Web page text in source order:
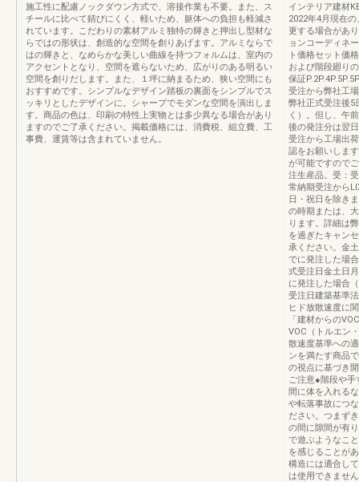
施工性に配慮ノックダウン方式で、溶接作業も不要。また、ス
チールに比べて錆びにくく、軽いため、躯体への負担も軽減さ
れています。こだわりの素材アルミ独特の輝きと押出し型材な
らではの形状は、創造的な空間を創りあげます。アルミならで
はの輝きと、なめらかな美しい曲線を持つフォルムは、室内の
アクセントとなり、空間を遮らないため、広がりのある明るい
空間を創りだします。また、１坪に納まるため、狭い空間にも
おすすめです。シンプルなデザイン踏板の裏面をシンプルでス
ッキリとしたデザインに。シャープでモダンな空間を演出しま
す。商品の色は、印刷の特性上実物とは多少異なる場合があり
ますのでご了承ください。掲載価格には、消費税、組立費、工
事費、運賃等は含まれていません。
インテリア建材
2022年4月現在
更する場合があ
ョンコーディネ
ト価格セット価
および階段廻り
保証
受注から弊社工
弊社正式受注後5
く）。但し、午
後の発注分は翌
受注から工場出
認をお願いしま
が可能ですので
注生産品。受：
常納期受注から
日・祝日を除き
の時期または、
ります。詳細は
を過ぎたキャン
承ください。金
でに発注した場
式受注日金土日
に発注した場合
受注日建築基準
ヒド放散速度に
「建材からの
VOC（トルエン
散速度基準への
ンを満たす商品
の視点に基づき
ご注意●階段や手
間に体を入れる
や転落事故につ
ださい。つまず
の間に隙間が有
で遊ぶようなこ
を感じることが
構造には適合し
は使用できませ